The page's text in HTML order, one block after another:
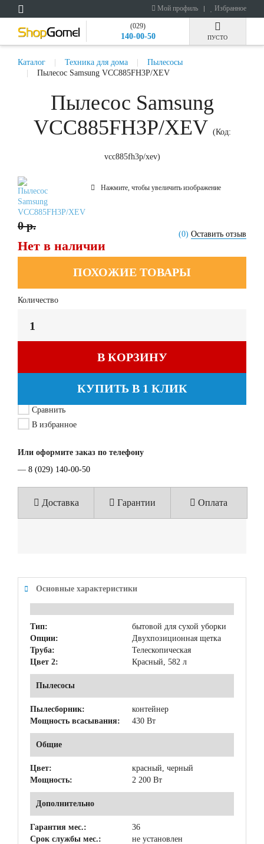
Мой профиль Избранное
(029)
140-00-50 ПУСТО
Каталог Техника для дома
Пылесосы
Пылесос Samsung VCC885FH3P/XEV
Пылесос Samsung
VCC885FH3P/XEV (Код:
vcc885fh3p/xev)
Нажмите, чтобы увеличить изображение
(0) Оставить отзыв
0 р.
Нет в наличии
ПОХОЖИЕ ТОВАРЫ
Количество
В КОРЗИНУ
КУПИТЬ В 1 КЛИК
Сравнить
В избранное
Или оформите заказ по телефону
— 8 (029) 140-00-50
Доставка Гарантии Оплата
Основные характеристики
Тип:
бытовой для сухой уборки
Опции:
Двухпозиционная щетка
Труба:
Телескопическая
Цвет 2:
Красный, 582 л
Пылесосы
Пылесборник:
контейнер
Мощность всасывания:
430 Вт
Общие
Цвет:
красный, черный
Мощность:
2 200 Вт
Дополнительно
Гарантия мес.:
36
Срок службы мес.:
не установлен